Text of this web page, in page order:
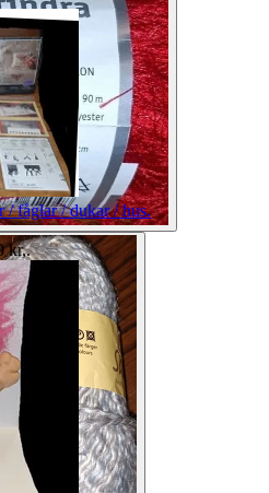
/ fåglar / dukar / hus.
kr,.